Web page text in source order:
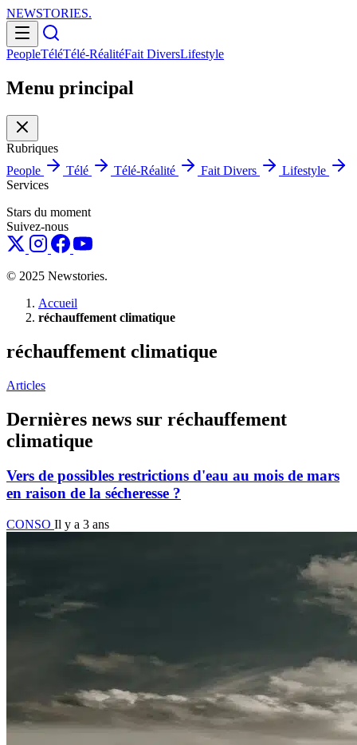
NEWSTORIES.
PeopleTéléTélé-RéalitéFait DiversLifestyle
Menu principal
Rubriques
People
Télé Télé-Réalité Fait Divers
Lifestyle
Services
Stars du moment
Suivez-nous
© 2025 Newstories.
Accueil
réchauffement climatique
réchauffement climatique
Articles
Dernières news sur réchauffement
climatique
Vers de possibles restrictions d'eau au mois de mars
en raison de la sécheresse ?
CONSO Il y a 3 ans